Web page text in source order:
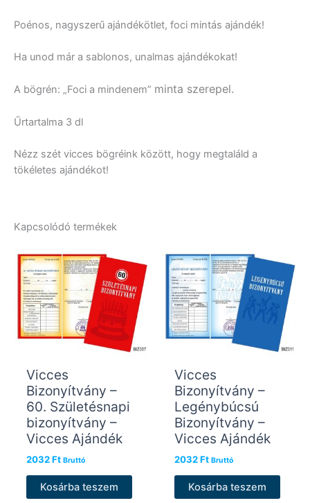
Poénos, nagyszerű ajándékötlet, foci mintás ajándék!
Ha unod már a sablonos, unalmas ajándékokat!
A bögrén: „Foci a mindenem” minta szerepel.
Űrtartalma 3 dl
Nézz szét vicces bögréink között, hogy megtaláld a
tökéletes ajándékot!
Kapcsolódó termékek
Vicces
Bizonyítvány –
60. Születésnapi
bizonyítvány –
Vicces Ajándék
2032Ft Bruttó
Kosárba teszem
Vicces
Bizonyítvány –
Legénybúcsú
Bizonyítvány –
Vicces Ajándék
2032Ft Bruttó
Kosárba teszem